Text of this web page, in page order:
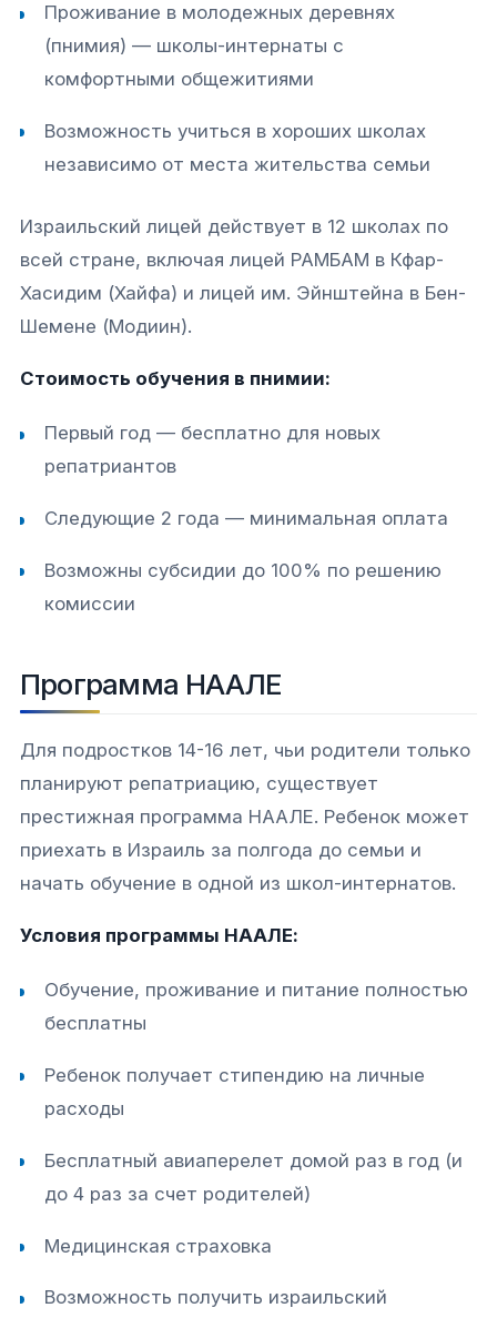
Проживание в молодежных деревнях
(пнимия) — школы-интернаты с
комфортными общежитиями
Возможность учиться в хороших школах
независимо от места жительства семьи
Израильский лицей действует в 12 школах по
всей стране, включая лицей РАМБАМ в Кфар-
Хасидим (Хайфа) и лицей им. Эйнштейна в Бен-
Шемене (Модиин).​
Стоимость обучения в пнимии:
Первый год — бесплатно для новых
репатриантов
Следующие 2 года — минимальная оплата
Возможны субсидии до 100% по решению
комиссии
Программа НААЛЕ
Для подростков 14-16 лет, чьи родители только
планируют репатриацию, существует
престижная программа НААЛЕ. Ребенок может
приехать в Израиль за полгода до семьи и
начать обучение в одной из школ-интернатов.​
Условия программы НААЛЕ:
Обучение, проживание и питание полностью
бесплатны
Ребенок получает стипендию на личные
расходы
Бесплатный авиаперелет домой раз в год (и
до 4 раз за счет родителей)
Медицинская страховка
Возможность получить израильский